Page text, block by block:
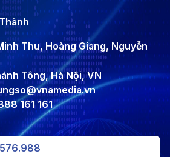
Thu, Hoàng Giang, Nguyễn
Tông, Hà Nội, VN
161 161